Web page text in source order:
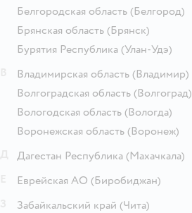
Белгородская область (Белгород)
Брянская область (Брянск)
Бурятия Республика (Улан-Удэ)
Владимирская область (Владимир)
Волгоградская область (Волгоград)
Вологодская область (Вологда)
Воронежская область (Воронеж)
Дагестан Республика (Махачкала)
Еврейская АО (Биробиджан)
Забайкальский край (Чита)